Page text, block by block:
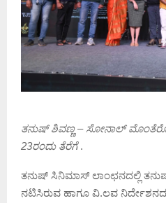
ತನುಷ್ ಶಿವಣ್ಣ – ಸೋನಾಲ್
23ರಂದು ತೆರೆಗೆ.
ತನುಷ್ ಸಿನಿಮಾಸ್ ಲಾಂಛನದಲ್ಲಿ
ನಟಿಸಿರುವ ಹಾಗೂ ವಿ.ಲವ ನಿರ್ದೇಶನದ